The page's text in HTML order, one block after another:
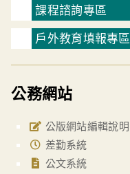
課程諮詢專區
戶外教育填報專區
公務網站
公版網站編輯說明
差勤系統
公文系統